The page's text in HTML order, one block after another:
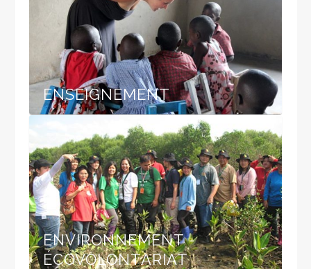
ENSEIGNEMENT
ENVIRONNEMENT -
ÉCOVOLONTARIAT